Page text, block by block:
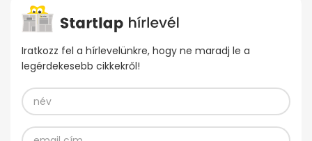
Iratkozz fel a hírlevelünkre, hogy ne maradj le a
legérdekesebb cikkekről!